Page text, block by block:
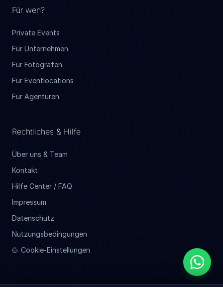
Für wen?
Private Events
Für Unternehmen
Für Fotografen
Für Eventlocations
Für Agenturen
Rechtliches & Hilfe
Über uns & Team
Kontakt
Hilfe Center / FAQ
Impressum
Datenschutz
Nutzungsbedingungen
Cookie-Einstellungen